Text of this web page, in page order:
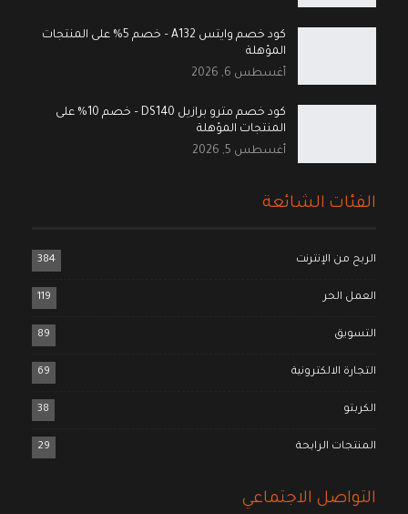
كود خصم وايتس A132 – خصم 5% على المنتجات
المؤهلة
أغسطس 6, 2026
كود خصم مترو برازيل DS140 – خصم 10% على
المنتجات المؤهلة
أغسطس 5, 2026
الفئات الشائعة
الربح من الإنترنت 384
العمل الحر 119
التسويق 89
التجارة الالكترونية 69
الكربتو 38
المنتجات الرابحة 29
التواصل الاجتماعي